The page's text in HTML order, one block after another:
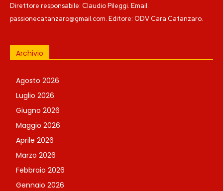
Direttore responsabile: Claudio Pileggi. Email:
passionecatanzaro@gmail.com. Editore: ODV Cara Catanzaro.
Archivio
Agosto 2026
Luglio 2026
Giugno 2026
Maggio 2026
Aprile 2026
Marzo 2026
Febbraio 2026
Gennaio 2026